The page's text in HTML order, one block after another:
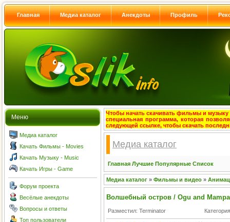
Главная Медиа каталог Анекдоты Профиль
Меню
Медиа каталог
Качать Фильмы - Movies
Качать Музыку - Music
Качать Игры - Game
Форум проекта
Весёлые анекдоты
Вопросы и ответы
Топ пользователи
Чтобы начать скачивать фильмы и музыку
специальная программа, которая
следующей ссылке, чтобы скачать
Медиа каталог
Главная Лучшие Популярные Список
Медиа каталог » Фильмы и видео »
Волшебный остров / Ogu and
Разместил: Terminator